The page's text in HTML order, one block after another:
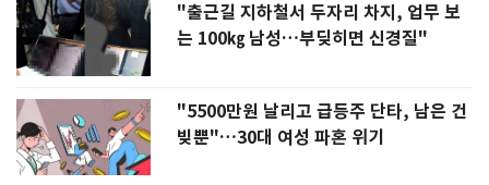
"출근길 지하철서 두자리 차지, 업무 보
는 100㎏ 남성…부딪히면 신경질"
"5500만원 날리고 급등주 단타, 남은 건
빚뿐"…30대 여성 파혼 위기